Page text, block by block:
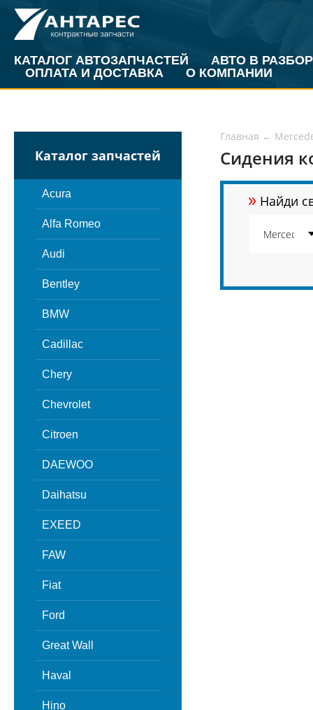
КАТАЛОГ АВТОЗАПЧАСТЕЙ
АВТО В РАЗБОР
ОПЛАТА И ДОСТАВКА
О КОМПАНИИ
Каталог запчастей
Acura
Alfa Romeo
Audi
Bentley
BMW
Cadillac
Chery
Chevrolet
Citroen
DAEWOO
Daihatsu
EXEED
FAW
Fiat
Ford
Great Wall
Haval
Hino
Главная ←
Сидения
» Найди